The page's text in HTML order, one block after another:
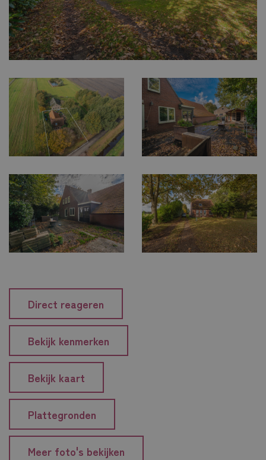
Direct reageren
Bekijk kenmerken
Bekijk kaart
Plattegronden
Meer foto's bekijken